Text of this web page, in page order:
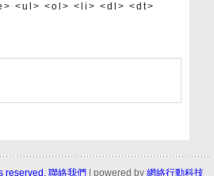
<ul> <ol> <li> <dl> <dt>
reserved. 聯絡我們 | powered by 網絡行動科技